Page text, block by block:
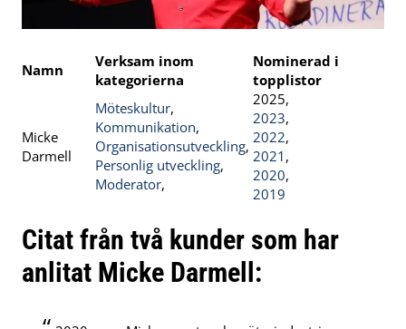
Namn
Verksam inom
kategorierna
Nominerad i
topplistor
Micke
Darmell
Möteskultur,
Kommunikation,
Organisationsutveckling,
Personlig utveckling,
Moderator,
2025,
2023,
2022,
2021 ,
2020,
2019
Citat från två kunder som har
anlitat Micke Darmell: